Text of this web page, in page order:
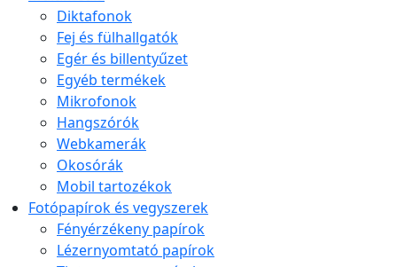
Diktafonok
Fej és fülhallgatók
Egér és billentyűzet
Egyéb termékek
Mikrofonok
Hangszórók
Webkamerák
Okosórák
Mobil tartozékok
Fotópapírok és vegyszerek
Fényérzékeny papírok
Lézernyomtató papírok